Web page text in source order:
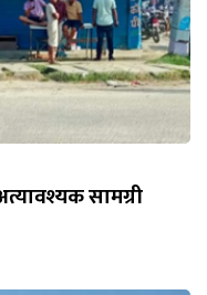
सामग्री